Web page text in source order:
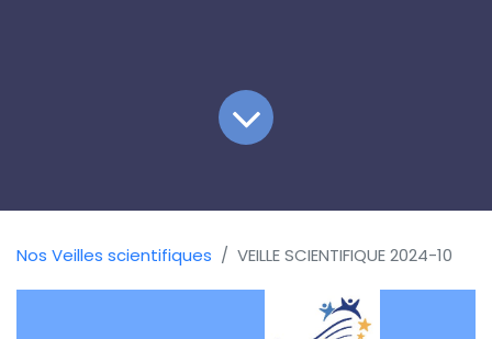
Nos Veilles scientifiques VEILLE SCIENTIFIQUE 2024-10